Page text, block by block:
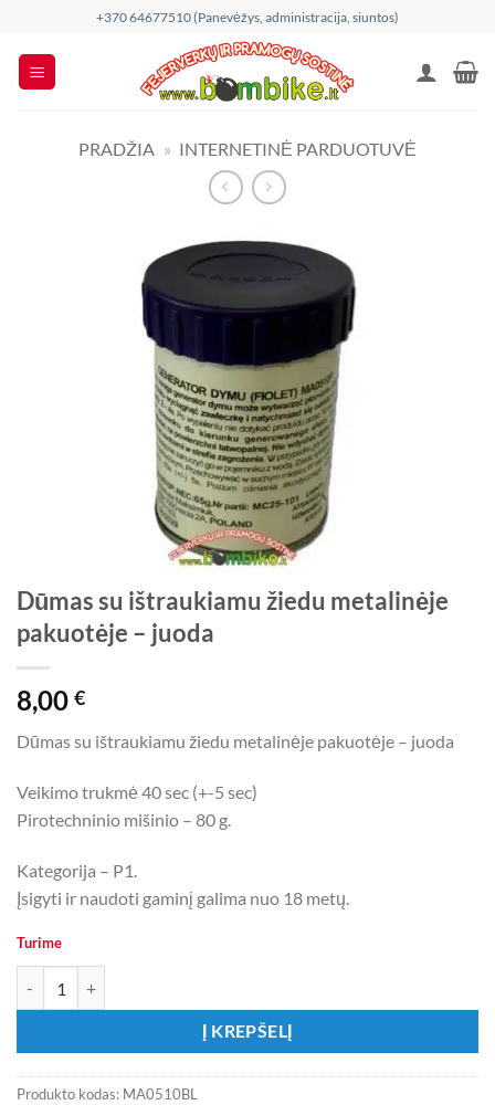
content
+370 64677510 (Panevėžys, administracija, siuntos)
PRADŽIA » INTERNETINĖ PARDUOTUVĖ
Dūmas su ištraukiamu žiedu metalinėje
pakuotėje – juoda
8,00 €
Dūmas su ištraukiamu žiedu metalinėje pakuotėje – juoda
Veikimo trukmė 40 sec (+-5 sec)
Pirotechninio mišinio – 80 g.
Kategorija – P1.
Įsigyti ir naudoti gaminį galima nuo 18 metų.
Turime
Į KREPŠELĮ
Produkto kodas: MA0510BL